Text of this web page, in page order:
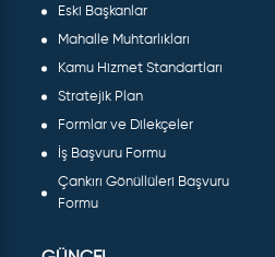
Eski Başkanlar
Mahalle Muhtarlıkları
Kamu Hizmet Standartları
Stratejik Plan
Formlar ve Dilekçeler
İş Başvuru Formu
Çankırı Gönüllüleri Başvuru
Formu